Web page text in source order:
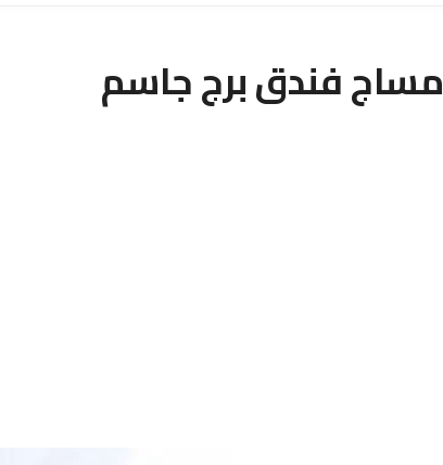
مساج فندق برج جاسم